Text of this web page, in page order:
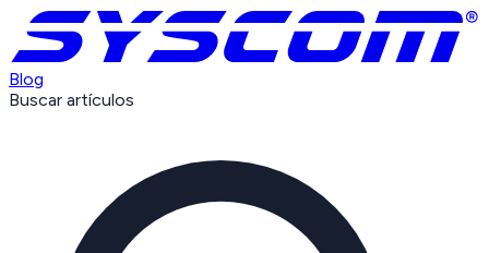
Blog
Buscar artículos